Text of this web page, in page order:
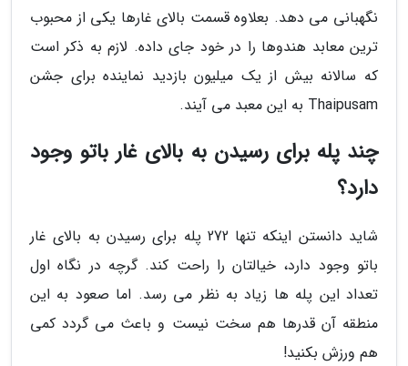
نگهبانی می دهد. بعلاوه قسمت بالای غارها یکی از محبوب
ترین معابد هندوها را در خود جای داده. لازم به ذکر است
که سالانه بیش از یک میلیون بازدید نماینده برای جشن
Thaipusam به این معبد می آیند.
چند پله برای رسیدن به بالای غار باتو وجود
دارد؟
شاید دانستن اینکه تنها 272 پله برای رسیدن به بالای غار
باتو وجود دارد، خیالتان را راحت کند. گرچه در نگاه اول
تعداد این پله ها زیاد به نظر می رسد. اما صعود به این
منطقه آن قدرها هم سخت نیست و باعث می گردد کمی
هم ورزش بکنید!